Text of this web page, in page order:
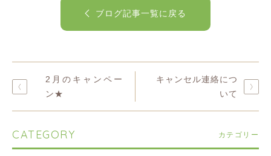
ブログ記事一覧に戻る
2月のキャンペー
ン★
キャンセル連絡につ
いて
CATEGORY カテゴリー